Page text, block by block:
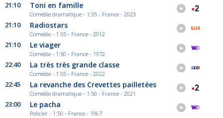
21:10 Toni en famille
Comédie dramatique - 1:35 - France - 2023
21:10 Radiostars
Comédie - 1:55 - France - 2012
21:10 Le viager
Comédie - 1:50 - France - 1972
22:40 La très très grande classe
Comédie - 1:55 - France - 2022
22:45 La revanche des Crevettes pailletées
Comédie dramatique - 1:50 - France - 2021
23:00 Le pacha
Policier - 1:50 - France - 1967